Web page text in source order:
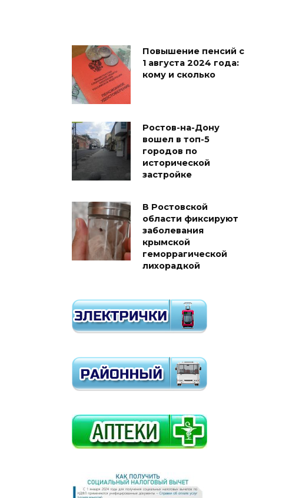
Повышение пенсий с
1 августа 2024 года:
кому и сколько
Ростов-на-Дону
вошел в топ-5
городов по
исторической
застройке
В Ростовской
области фиксируют
заболевания
крымской
геморрагической
лихорадкой